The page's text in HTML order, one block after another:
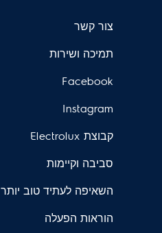
צור קשר
תמיכה ושירות
Facebook
Instagram
קבוצת Electrolux
סביבה וקיימות
השאיפה לעתיד טוב יותר
הוראות הפעלה